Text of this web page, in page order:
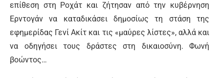
επίθεση στη Ροχάτ και ζήτησαν από την κυβέρνηση
Ερντογάν να καταδικάσει δημοσίως τη στάση της
εφημερίδας Γενί Ακίτ και τις «μαύρες λίστες», αλλά και
να οδηγήσει τους δράστες στη δικαιοσύνη. Φωνή
βοώντος…